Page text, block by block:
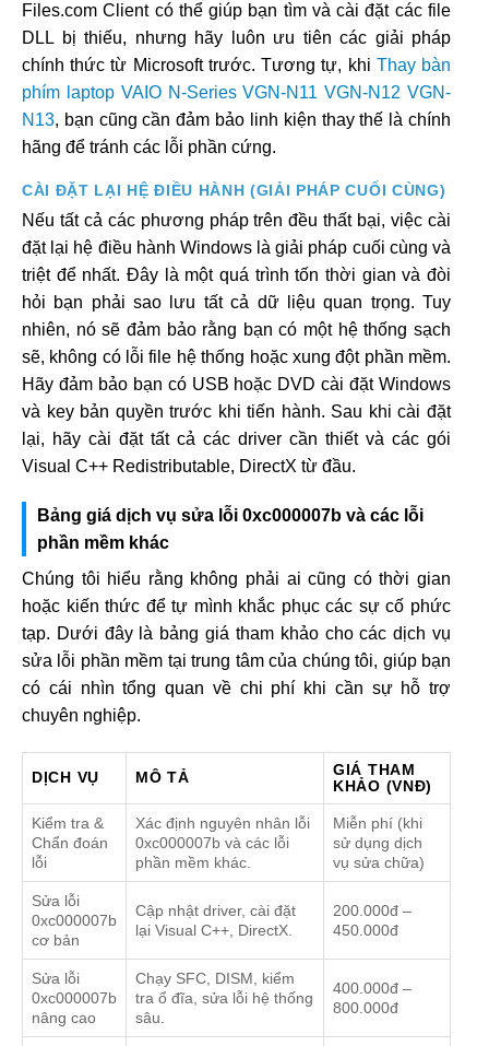
Files.com Client có thể giúp bạn tìm và cài đặt các file
DLL bị thiếu, nhưng hãy luôn ưu tiên các giải pháp
chính thức từ Microsoft trước. Tương tự, khi Thay bàn
phím laptop VAIO N-Series VGN-N11 VGN-N12 VGN-
N13, bạn cũng cần đảm bảo linh kiện thay thế là chính
hãng để tránh các lỗi phần cứng.
CÀI ĐẶT LẠI HỆ ĐIỀU HÀNH (GIẢI PHÁP CUỐI CÙNG)
Nếu tất cả các phương pháp trên đều thất bại, việc cài
đặt lại hệ điều hành Windows là giải pháp cuối cùng và
triệt để nhất. Đây là một quá trình tốn thời gian và đòi
hỏi bạn phải sao lưu tất cả dữ liệu quan trọng. Tuy
nhiên, nó sẽ đảm bảo rằng bạn có một hệ thống sạch
sẽ, không có lỗi file hệ thống hoặc xung đột phần mềm.
Hãy đảm bảo bạn có USB hoặc DVD cài đặt Windows
và key bản quyền trước khi tiến hành. Sau khi cài đặt
lại, hãy cài đặt tất cả các driver cần thiết và các gói
Visual C++ Redistributable, DirectX từ đầu.
Bảng giá dịch vụ sửa lỗi 0xc000007b và các lỗi
phần mềm khác
Chúng tôi hiểu rằng không phải ai cũng có thời gian
hoặc kiến thức để tự mình khắc phục các sự cố phức
tạp. Dưới đây là bảng giá tham khảo cho các dịch vụ
sửa lỗi phần mềm tại trung tâm của chúng tôi, giúp bạn
có cái nhìn tổng quan về chi phí khi cần sự hỗ trợ
chuyên nghiệp.
DỊCH VỤ MÔ TẢ
GIÁ THAM
KHẢO (VNĐ)
Kiểm tra &
Chẩn đoán
lỗi
Xác định nguyên nhân lỗi
0xc000007b và các lỗi
phần mềm khác.
Miễn phí (khi
sử dụng dịch
vụ sửa chữa)
Sửa lỗi
0xc000007b
cơ bản
Cập nhật driver, cài đặt
lại Visual C++, DirectX.
200.000đ –
450.000đ
Sửa lỗi
0xc000007b
nâng cao
Chạy SFC, DISM, kiểm
tra ổ đĩa, sửa lỗi hệ thống
sâu.
400.000đ –
800.000đ